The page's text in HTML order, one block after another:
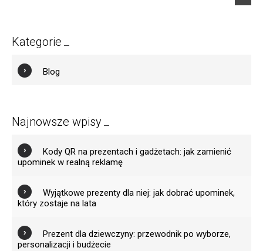
Kategorie
Blog
Najnowsze wpisy
Kody QR na prezentach i gadżetach: jak zamienić
upominek w realną reklamę
Wyjątkowe prezenty dla niej: jak dobrać upominek,
który zostaje na lata
Prezent dla dziewczyny: przewodnik po wyborze,
personalizacji i budżecie